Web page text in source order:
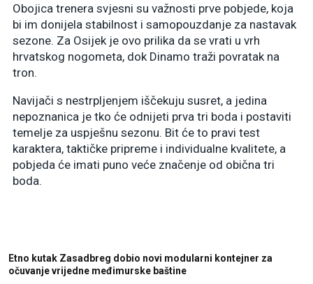
Obojica trenera svjesni su važnosti prve pobjede, koja
bi im donijela stabilnost i samopouzdanje za nastavak
sezone. Za Osijek je ovo prilika da se vrati u vrh
hrvatskog nogometa, dok Dinamo traži povratak na
tron.
Navijači s nestrpljenjem iščekuju susret, a jedina
nepoznanica je tko će odnijeti prva tri boda i postaviti
temelje za uspješnu sezonu. Bit će to pravi test
karaktera, taktičke pripreme i individualne kvalitete, a
pobjeda će imati puno veće značenje od obična tri
boda.
Etno kutak Zasadbreg dobio novi modularni kontejner za
očuvanje vrijedne međimurske baštine